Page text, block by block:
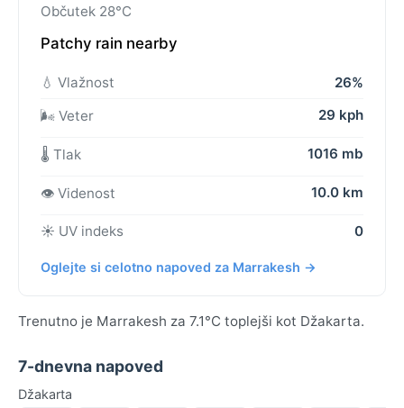
Občutek 28°C
Patchy rain nearby
💧 Vlažnost
26%
🌬️ Veter
29 kph
🌡️ Tlak 1016 mb
👁️ Videnost 10.0 km
☀️ UV indeks 0
Oglejte si celotno napoved za Marrakesh →
Trenutno je Marrakesh za 7.1°C toplejši kot Džakarta.
7-dnevna napoved
Džakarta